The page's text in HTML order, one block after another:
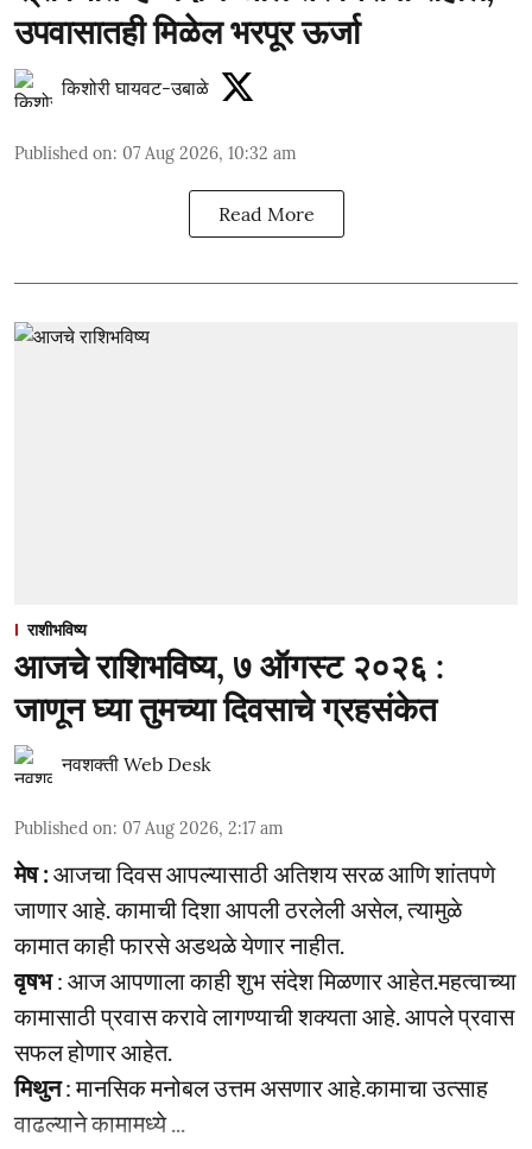
उपवासातही मिळेल भरपूर ऊर्जा
किशोरी घायवट-उबाळे
Published on: 07 Aug 2026, 10:32 am
Read More
राशीभविष्य
आजचे राशिभविष्य, ७ ऑगस्ट २०२६ :
जाणून घ्या तुमच्या दिवसाचे ग्रहसंकेत
नवशक्ती Web Desk
Published on: 07 Aug 2026, 2:17 am
मेष :आजचा दिवस आपल्यासाठी अतिशय सरळ आणि शांतपणे
जाणार आहे. कामाची दिशा आपली ठरलेली असेल, त्यामुळे
कामात काही फारसे अडथळे येणार नाहीत.
वृषभ: आज आपणाला काही शुभ संदेश मिळणार आहेत.महत्वाच्या
कामासाठी प्रवास करावे लागण्याची शक्यता आहे. आपले प्रवास
सफल होणार आहेत.
मिथुन: मानसिक मनोबल उत्तम असणार आहे.कामाचा उत्साह
वाढल्याने कामामध्ये ...